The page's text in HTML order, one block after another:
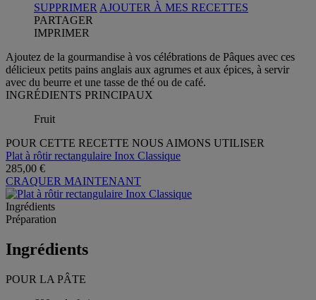
SUPPRIMER AJOUTER À MES RECETTES
PARTAGER
IMPRIMER
Ajoutez de la gourmandise à vos célébrations de Pâques avec ces
délicieux petits pains anglais aux agrumes et aux épices, à servir
avec du beurre et une tasse de thé ou de café.
INGRÉDIENTS PRINCIPAUX
Fruit
POUR CETTE RECETTE NOUS AIMONS UTILISER
Plat à rôtir rectangulaire Inox Classique
285,00 €
CRAQUER MAINTENANT
Ingrédients
Préparation
Ingrédients
POUR LA PÂTE